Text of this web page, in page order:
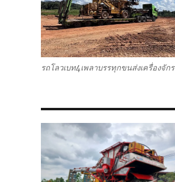
รถโลวเบท4เพลาบรรทุกขนส่งเครื่องจักร